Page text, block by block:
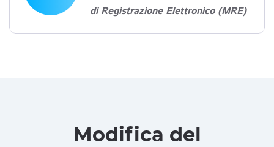
di Registrazione Elettronico (MRE)
Modifica del